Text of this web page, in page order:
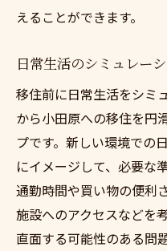
えることができます。
日常生活のシミュレー
移住前に日常生活をシミ
から小田原への移住を円
プです。新しい環境での
にイメージして、必要な
通勤時間や買い物の便利
施設へのアクセスなどを
直面する可能性のある問